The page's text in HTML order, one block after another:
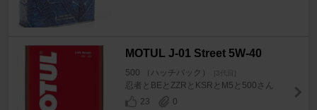
MOTUL J-01 Street 5W-40
500 （ハッチバック） [3代目]
忍者とBEとZZRとKSRとM5と500さん
23
0